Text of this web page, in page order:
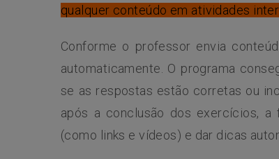
qualquer conteúdo em atividades
Conforme o professor envia
automaticamente. O programa
se as respostas estão corretas ou
após a conclusão dos exercícios, a
(como links e vídeos) e dar dicas